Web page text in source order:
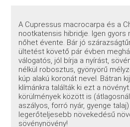
A Cupressus macrocarpa és a
nootkatensis hibridje. Igen gyors
nőhet évente. Bár jó
ültetést követő pár évben
válogatós, jól bírja a nyírást,
nélkül robosztus, gyönyörű
kúp alakú koronát nevel. Bátran
klímánkra találták ki ezt a
körülmények között is
aszályos, forró nyár, gyenge
legerőteljesebb növekedésű
sövénynövény!